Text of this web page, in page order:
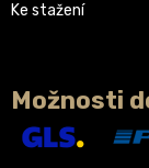
Ke stažení
Možnosti